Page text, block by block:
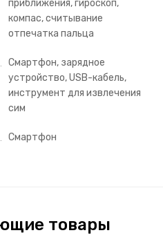
приближения, гироскоп,
компас, считывание
отпечатка пальца
Смартфон, зарядное
устройство, USB-кабель,
инструмент для извлечения
сим
Смартфон
товары